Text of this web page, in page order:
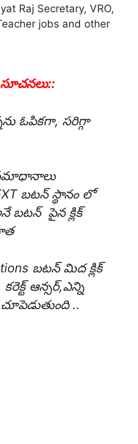
Raj Secretary, VRO,
jobs and other
ఓపికగా, సరిగ్గా
సమాధానాలు
బటన్ స్థానం లో
బటన్ పైన క్లిక్
బటన్ మిద క్లిక్
ఆన్సర్,ఎన్ని
..